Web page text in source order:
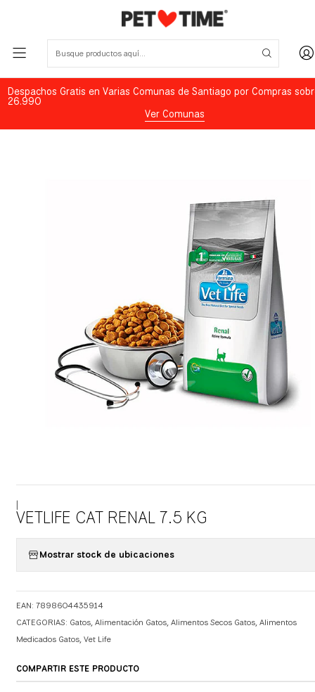
Despachos Gratis en Varias Comunas de Santiago por Compras
26.990
Ver Comunas
VETLIFE CAT RENAL 7.5 KG
Mostrar stock de ubicaciones
EAN: 7898604435914
CATEGORIAS: Gatos,Alimentación Gatos,Alimentos Secos Gatos,Alimentos
Medicados Gatos,Vet Life
COMPARTIR ESTE PRODUCTO